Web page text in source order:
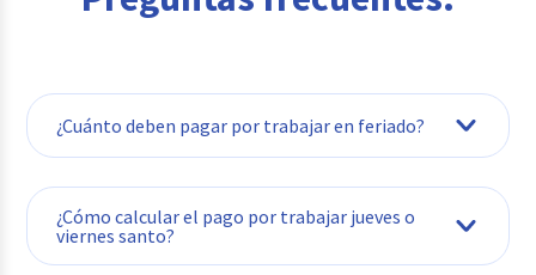
¿Cuánto deben pagar por trabajar en feriado?
descanso sustitutorio, te corresponde el
pago triple. Este concepto incluye la
remuneración por el feriado (ya integrada
¿Cómo calcular el pago por trabajar jueves o
viernes santo?